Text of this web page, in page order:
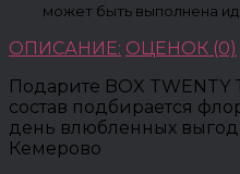
может быть выполнена
ОПИСАНИЕ: ОЦЕНОК (0)
Подарите BOX TWENTY
состав подбирается
день влюбленных
Кемерово